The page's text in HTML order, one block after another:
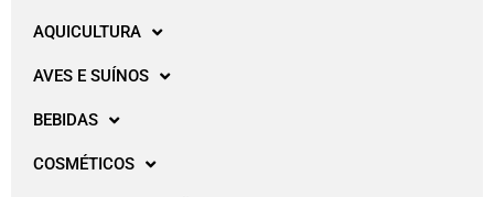
AQUICULTURA
AVES E SUÍNOS
BEBIDAS
COSMÉTICOS